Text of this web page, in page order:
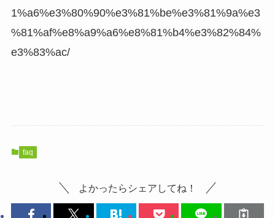
1%a6%e3%80%90%e3%81%be%e3%81%9a%e3
%81%af%e8%a9%a6%e8%81%b4%e3%82%84%
e3%83%ac/
faq
よかったらシェアしてね！